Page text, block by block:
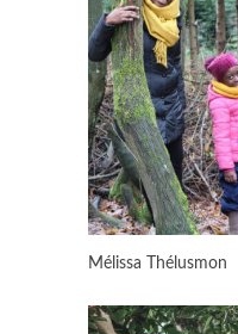
Mélissa Thélusmon